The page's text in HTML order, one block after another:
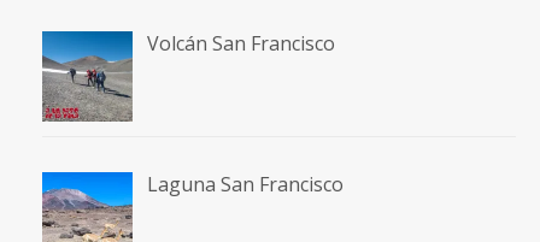
Volcán San Francisco
Laguna San Francisco